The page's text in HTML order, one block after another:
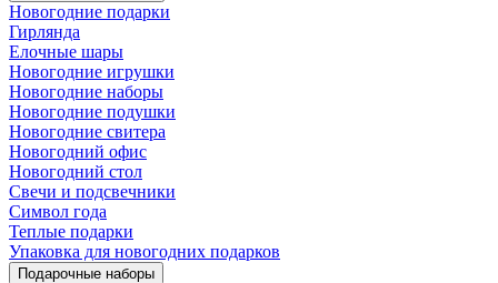
Новогодние подарки
Гирлянда
Елочные шары
Новогодние игрушки
Новогодние наборы
Новогодние подушки
Новогодние свитера
Новогодний офис
Новогодний стол
Свечи и подсвечники
Символ года
Теплые подарки
Упаковка для новогодних подарков
Подарочные наборы